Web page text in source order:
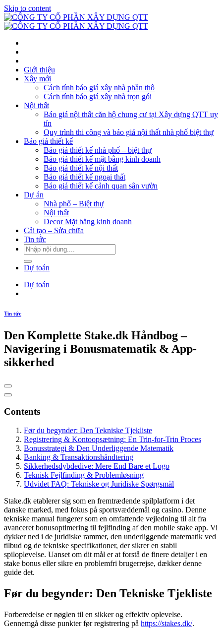
Skip to content
Giới thiệu
Xây mới
Cách tính báo giá xây nhà phần thô
Cách tính báo giá xây nhà trọn gói
Nội thất
Báo giá nội thất căn hộ chung cư tại Xây dựng QTT uy
tín
Quy trình thi công và báo giá nội thất nhà phố biệt thự
Báo giá thiết kế
Báo giá thiết kế nhà phố – biệt thự
Báo giá thiết kế mặt bằng kinh doanh
Báo giá thiết kế nội thất
Báo giá thiết kế ngoại thất
Báo giá thiết kế cảnh quan sân vườn
Dự án
Nhà phố – Biệt thự
Nội thất
Decor Mặt bằng kinh doanh
Cải tạo – Sửa chữa
Tin tức
Dự toán
Dự toán
Tin tức
Den Komplette Stake.dk Håndbog –
Navigering i Bonusmatematik & App-
sikkerhed
Contents
Før du begynder: Den Tekniske Tjekliste
Registrering & Kontoopsætning: En Trin-for-Trin Proces
Bonusstrategi & Den Underliggende Matematik
Banking & Transaktionshåndtering
Sikkerhedsdybdedive: Mere End Bare et Logo
Teknisk Fejlfinding & Problemløsning
Udvidet FAQ: Tekniske og Juridiske Spørgsmål
Stake.dk etablerer sig som en fremtrædende spilplatform i det
danske marked, med fokus på sportsvæddemål og casino. Denne
tekniske manual fungerer som en omfattende vejledning til alt fra
avanceret bonusoptimering til fejlfinding af den mobile stake app. Vi
dykker ned i de juridiske rammer, den underliggende matematik ved
tilbud og de tekniske specifikationer, der sikrer en stabil
spiloplevelse. Uanset om dit mål er at forstå de finere detaljer i en
stake bonus eller sikre en problemfri brugerrejse, dækker denne
guide det.
Før du begynder: Den Tekniske Tjekliste
Forberedelse er nøglen til en sikker og effektiv oplevelse.
Gennemgå disse punkter før registrering på https://stakes.dk/.